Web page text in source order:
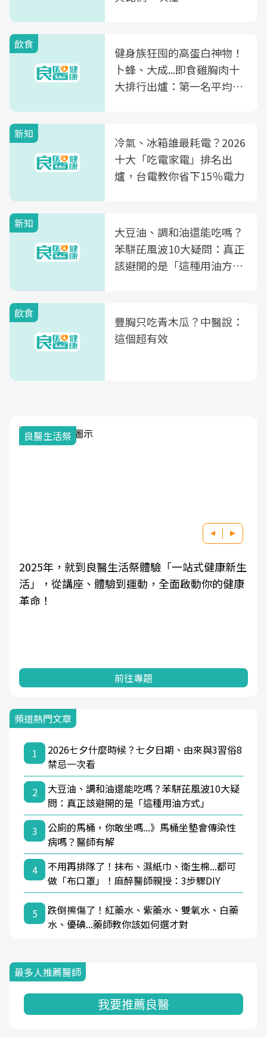
飲食
健身族狂囤的高蛋白神物！
卜蜂、大成...即食雞胸肉十
大排行出爐：第一名平均一
新知
冷氣、冰箱誰最耗電？2026
十大「吃電家電」排名出
爐，台電教你省下15％電力
新知
大豆油、調和油還能吃嗎？
苯駢芘風波10大疑問：真正
該避開的是「這種用油方
飲食
豐胸只吃青木瓜？中醫說：
這個超有效
良醫生活祭
2025年，就到良醫生活祭體驗「一站式健康新生
活」，從講座、體驗到運動，全面啟動你的健康
革命！
前往專題
頻道熱門文章
1
2026七夕什麼時候？七夕日期、由來與3習俗8
禁忌一次看
2
大豆油、調和油還能吃嗎？苯駢芘風波10大疑
問：真正該避開的是「這種用油方式」
3
公廁的馬桶，你敢坐嗎...》馬桶坐墊會傳染性
病嗎？醫師有解
4
不用再排隊了！抹布、濕紙巾、衛生棉...都可
做「布口罩」！麻醉醫師親授：3步驟DIY
5
跌倒擦傷了！紅藥水、紫藥水、雙氧水、白藥
水、優碘...藥師教你該如何選才對
最多人推薦醫師
我要推薦良醫